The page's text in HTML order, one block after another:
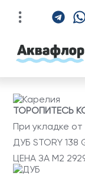
ТОРОПИТЕСЬ
При укладке
ДУБ STORY 138
ЦЕНА ЗА М2